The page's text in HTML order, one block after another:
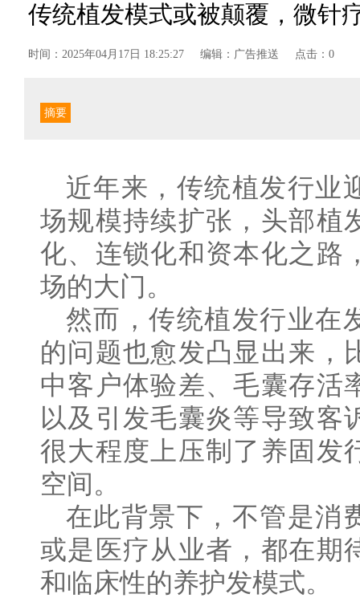
传统植发模式或被颠覆，微针
时间：2025年04月17日 18:25:27 编辑：广告推送 点击：0
摘要
近年来，传统植发行业
场规模持续扩张，头部植
化、连锁化和资本化之路
场的大门。
然而，传统植发行业在
的问题也愈发凸显出来，
中客户体验差、毛囊存活
以及引发毛囊炎等导致客
很大程度上压制了养固发
空间。
在此背景下，不管是消
或是医疗从业者，都在期
和临床性的养护发模式。